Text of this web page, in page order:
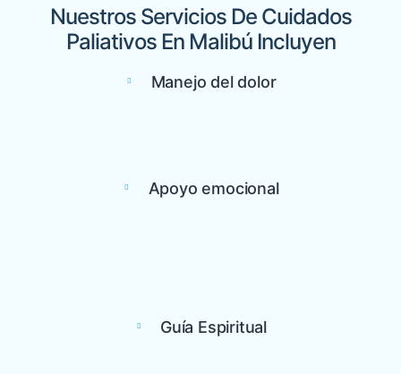
Nuestros Servicios De Cuidados
Paliativos En Malibú Incluyen
Manejo del dolor
Apoyo emocional
Guía Espiritual